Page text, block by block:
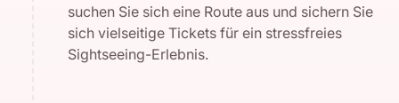
suchen Sie sich eine Route aus und sichern Sie
sich vielseitige Tickets für ein stressfreies
Sightseeing-Erlebnis.